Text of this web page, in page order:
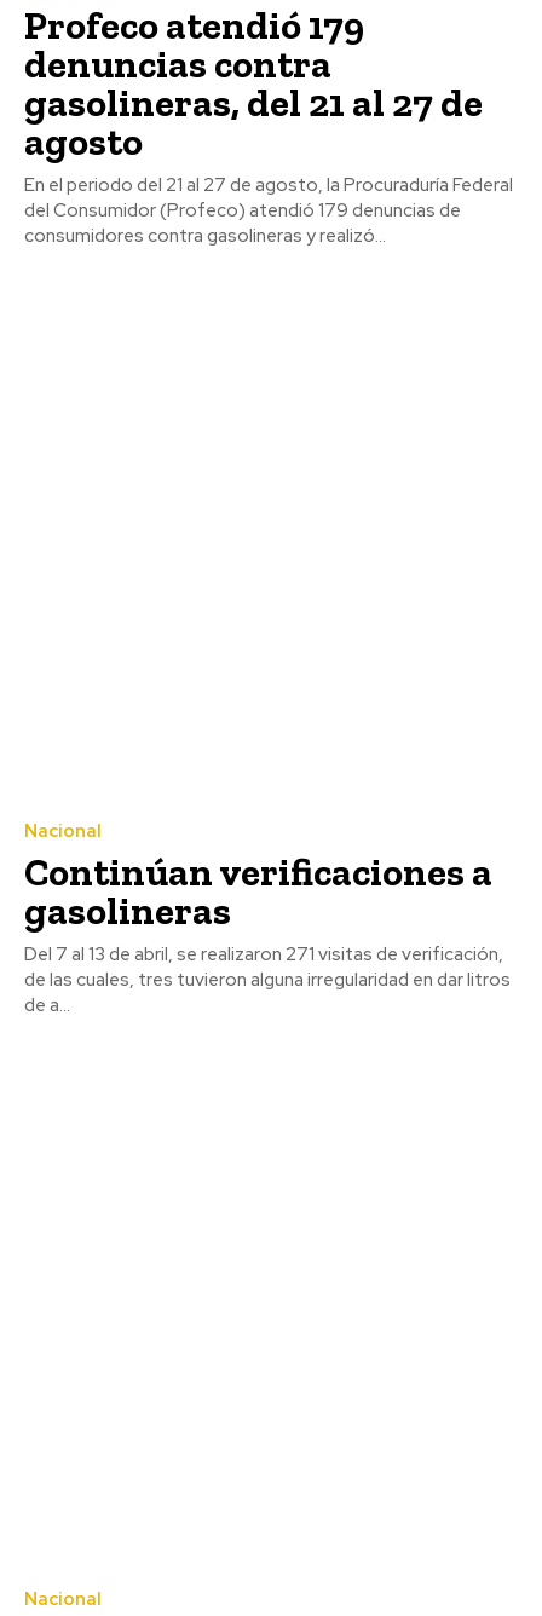
Profeco atendió 179
denuncias contra
gasolineras, del 21 al 27 de
agosto
En el periodo del 21 al 27 de agosto, la Procuraduría Federal
del Consumidor (Profeco) atendió 179 denuncias de
consumidores contra gasolineras y realizó...
Nacional
Continúan verificaciones a
gasolineras
Del 7 al 13 de abril, se realizaron 271 visitas de verificación,
de las cuales, tres tuvieron alguna irregularidad en dar litros
de a...
Nacional